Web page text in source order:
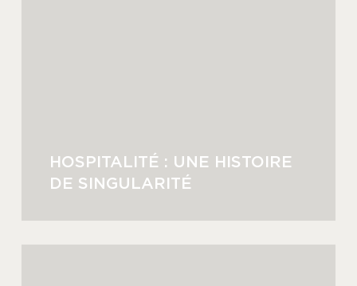
HOSPITALITÉ : UNE HISTOIRE
DE SINGULARITÉ